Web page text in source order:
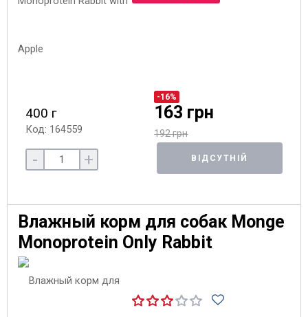
400 г
Код: 164559
-16%
163 грн
192 грн
- + ВІДСУТНІЙ
Влажный корм для собак Monge
Monoprotein Only Rabbit